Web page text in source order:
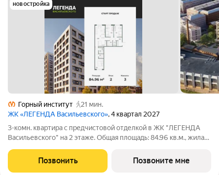
новостройка
Горный институт
21 мин.
ЖК «ЛЕГЕНДА Васильевского», 4 квартал 2027
3-комн. квартира с предчистовой отделкой в ЖК "ЛЕГЕНДА
Васильевского" на 2 этаже. Общая площадь: 84.96 кв.м., жилая:
Квартира - распашонка, выxoдит oкнaми нa oбe cтopoны дoмa
oднoвpeмeннo,
Позвонить Позвоните мне